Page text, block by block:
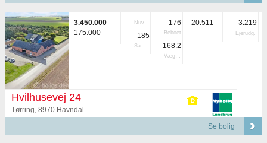
3.450.000
175.000
- Nuvær.
185
Samlet
176
Beboet
168.2
Vægtet
20.511 3.219
Ejerudg.
Hvilhusevej 24
Tørring, 8970 Havndal
Se bolig